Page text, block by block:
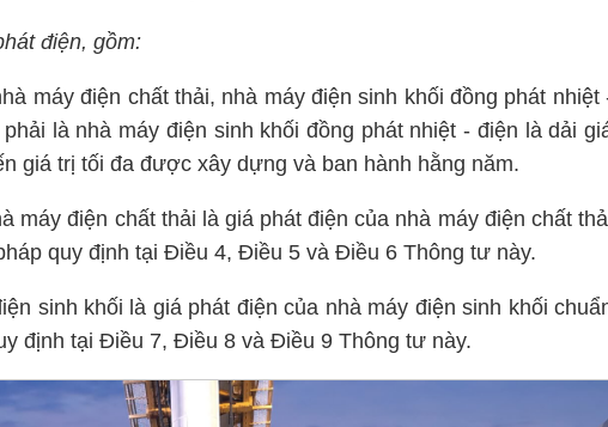
điện, gồm:
máy điện chất thải, nhà máy điện sinh khối đồng phát nhiệt
là nhà máy điện sinh khối đồng phát nhiệt - điện là dải
giá trị tối đa được xây dựng và ban hành hằng năm.
máy điện chất thải là giá phát điện của nhà máy điện chất
quy định tại Điều 4, Điều 5 và Điều 6 Thông tư này.
sinh khối là giá phát điện của nhà máy điện sinh khối
định tại Điều 7, Điều 8 và Điều 9 Thông tư này.